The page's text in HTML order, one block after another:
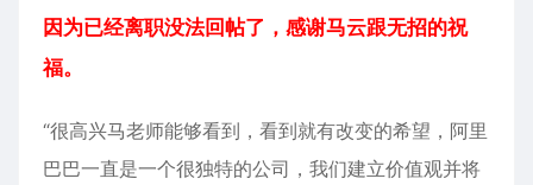
因为已经离职没法回帖了，感谢马云跟无招的祝
福。
“很高兴马老师能够看到，看到就有改变的希望，阿里
巴巴一直是一个很独特的公司，我们建立价值观并将